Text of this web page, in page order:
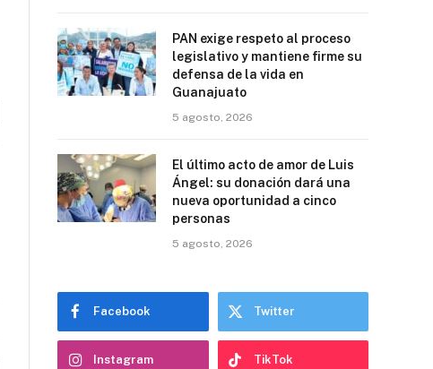
PAN exige respeto al proceso
legislativo y mantiene firme su
defensa de la vida en
Guanajuato
5 agosto, 2026
El último acto de amor de Luis
Ángel: su donación dará una
nueva oportunidad a cinco
personas
5 agosto, 2026
Facebook Twitter
Instagram TikTok